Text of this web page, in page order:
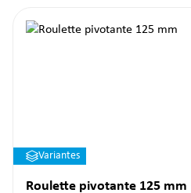
Variantes
Roulette pivotante 125 mm